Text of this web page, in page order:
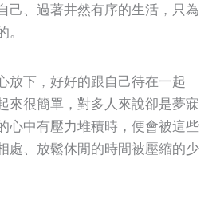
己、過著井然有序的生活，只為
放下，好好的跟自己待在一起
來很簡單，對多人來說卻是夢寐
心中有壓力堆積時，便會被這些
處、放鬆休閒的時間被壓縮的少